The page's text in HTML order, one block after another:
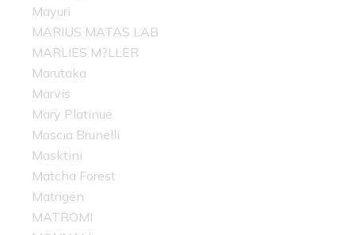
Mayuri
MARIUS MATAS LAB
MARLIES M?LLER
Marutaka
Marvis
Mary Platinue
Mascia Brunelli
Masktini
Matcha Forest
Matrigen
MATROMI